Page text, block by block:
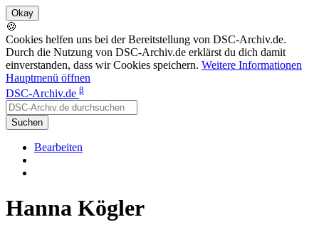
🍪
Cookies helfen uns bei der Bereitstellung von DSC-Archiv.de.
Durch die Nutzung von DSC-Archiv.de erklärst du dich damit
einverstanden, dass wir Cookies speichern. Weitere Informationen
Hauptmenü öffnen
DSC-Archiv.de β
Suchen
Bearbeiten
Hanna Kögler